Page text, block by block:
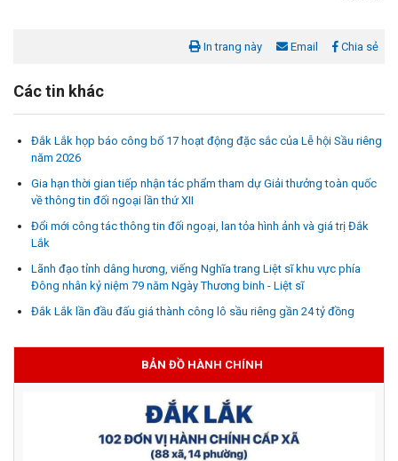
In trang này Email Chia sẻ
Các tin khác
Đắk Lắk họp báo công bố 17 hoạt động đặc sắc của Lễ hội Sầu riêng
năm 2026
Gia hạn thời gian tiếp nhận tác phẩm tham dự Giải thưởng toàn quốc
về thông tin đối ngoại lần thứ XII
Đổi mới công tác thông tin đối ngoại, lan tỏa hình ảnh và giá trị Đắk
Lắk
Lãnh đạo tỉnh dâng hương, viếng Nghĩa trang Liệt sĩ khu vực phía
Đông nhân kỷ niệm 79 năm Ngày Thương binh - Liệt sĩ
Đắk Lắk lần đầu đấu giá thành công lô sầu riêng gần 24 tỷ đồng
BẢN ĐỒ HÀNH CHÍNH